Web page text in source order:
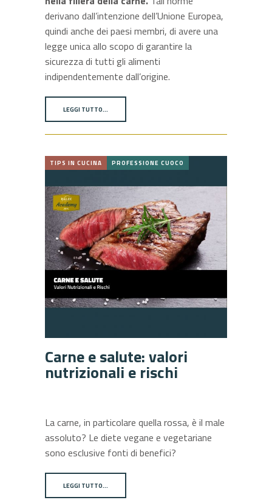
derivano dall’intenzione dell’Unione Europea,
quindi anche dei paesi membri, di avere una
legge unica allo scopo di garantire la
sicurezza di tutti gli alimenti
indipendentemente dall’origine.
LEGGI TUTTO…
TIPS IN CUCINA PROFESSIONE CUOCO
Carne e salute: valori
nutrizionali e rischi
La carne, in particolare quella rossa, è il male
assoluto? Le diete vegane e vegetariane
sono esclusive fonti di benefici?
LEGGI TUTTO…